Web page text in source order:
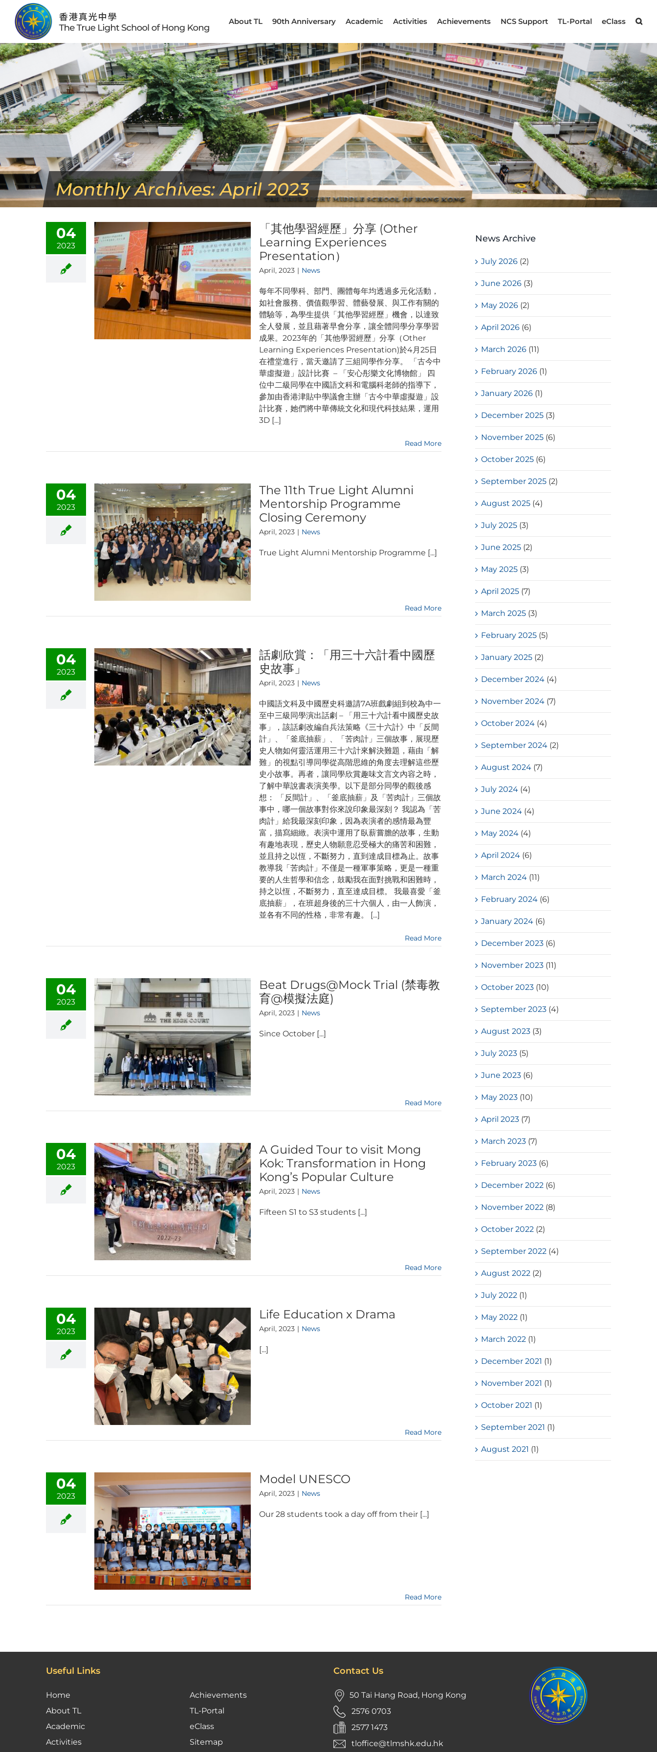
content
About TL 90th Anniversary Academic Activities Achievements NCS Support TL-Portal eClass
Monthly Archives:April 2023
04
2023
「其他學習經歷」分享 (Other
Learning Experiences
Presentation）
April, 2023 | News
每年不同學科、部門、團體每年均透過多元化活動，
如社會服務、價值觀學習、體藝發展、與工作有關的
體驗等，為學生提供「其他學習經歷」機會，以達致
全人發展，並且藉著早會分享，讓全體同學分享學習
成果。2023年的「其他學習經歷」分享（Other
Learning Experiences Presentation)於4月25日
在禮堂進行，當天邀請了三組同學作分享。 「古今中
華虛擬遊」設計比賽 – 「安心彤樂文化博物館」 四
位中二級同學在中國語文科和電腦科老師的指導下，
參加由香港津貼中學議會主辦「古今中華虛擬遊」設
計比賽，她們將中華傳統文化和現代科技結果，運用
3D [...]
Read More
04
2023
The 11th True Light Alumni
Mentorship Programme
Closing Ceremony
April, 2023 | News
True Light Alumni Mentorship Programme [...]
Read More
04
2023
話劇欣賞：「用三十六計看中國歷
史故事」
April, 2023 | News
中國語文科及中國歷史科邀請7A班戲劇組到校為中一
至中三級同學演出話劇 – 「用三十六計看中國歷史故
事」，該話劇改編自兵法策略《三十六計》中「反間
計」、「釜底抽薪」、「苦肉計」三個故事，展現歷
史人物如何靈活運用三十六計來解決難題，藉由「解
難」的視點引導同學從高階思維的角度去理解這些歷
史小故事。再者，讓同學欣賞趣味文言文內容之時，
了解中華說書表演美學。以下是部分同學的觀後感
想： 「反間計」、「釜底抽薪」及「苦肉計」三個故
事中，哪一個故事對你來說印象最深刻？ 我認為「苦
肉計」給我最深刻印象，因為表演者的感情最為豐
富，描寫細緻。表演中運用了臥薪嘗膽的故事，生動
有趣地表現，歷史人物願意忍受極大的痛苦和困難，
並且持之以恆，不斷努力，直到達成目標為止。故事
教導我「苦肉計」不僅是一種軍事策略，更是一種重
要的人生哲學和信念，鼓勵我在面對挑戰和困難時，
持之以恆，不斷努力，直至達成目標。 我最喜愛「釜
底抽薪」，在班超身後的三十六個人，由一人飾演，
並各有不同的性格，非常有趣。 [...]
Read More
04
2023
Beat Drugs@Mock Trial (禁毒教
育@模擬法庭)
April, 2023 | News
Since October [...]
Read More
04
2023
A Guided Tour to visit Mong
Kok: Transformation in Hong
Kong’s Popular Culture
April, 2023 | News
Fifteen S1 to S3 students [...]
Read More
04
2023
Life Education x Drama
April, 2023 | News
[...]
Read More
04
2023
Model UNESCO
April, 2023 | News
Our 28 students took a day off from their [...]
Read More
News Archive
July 2026 (2)
June 2026 (3)
May 2026 (2)
April 2026 (6)
March 2026 (11)
February 2026 (1)
January 2026 (1)
December 2025 (3)
November 2025 (6)
October 2025 (6)
September 2025 (2)
August 2025 (4)
July 2025 (3)
June 2025 (2)
May 2025 (3)
April 2025 (7)
March 2025 (3)
February 2025 (5)
January 2025 (2)
December 2024 (4)
November 2024 (7)
October 2024 (4)
September 2024 (2)
August 2024 (7)
July 2024 (4)
June 2024 (4)
May 2024 (4)
April 2024 (6)
March 2024 (11)
February 2024 (6)
January 2024 (6)
December 2023 (6)
November 2023 (11)
October 2023 (10)
September 2023 (4)
August 2023 (3)
July 2023 (5)
June 2023 (6)
May 2023 (10)
April 2023 (7)
March 2023 (7)
February 2023 (6)
December 2022 (6)
November 2022 (8)
October 2022 (2)
September 2022 (4)
August 2022 (2)
July 2022 (1)
May 2022 (1)
March 2022 (1)
December 2021 (1)
November 2021 (1)
October 2021 (1)
September 2021 (1)
August 2021 (1)
Useful Links
Home
About TL
Academic
Activities
Achievements
TL-Portal
eClass
Sitemap
Contact Us
50 Tai Hang Road, Hong Kong
2576 0703
2577 1473
tloffice@tlmshk.edu.hk